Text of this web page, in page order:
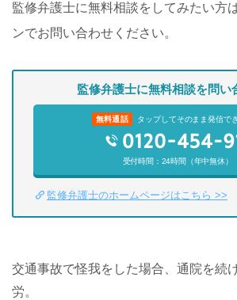
監修弁護士に無料相談をしてみたい方
ンでお問い合わせください。
監修弁護士に無料相談を問い
無料通話 タップしてそのまま発信で
受付時間：24時間（年中無休）
監修弁護士のホームページはこちら >>
交通事故で怪我をした場合、通院を続
労。